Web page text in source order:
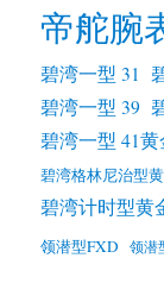
帝舵腕
碧湾一型 31
碧湾一型 39
碧湾一型 41
碧湾格林尼治型
碧湾计时型黄
领潜型FXD 领潜